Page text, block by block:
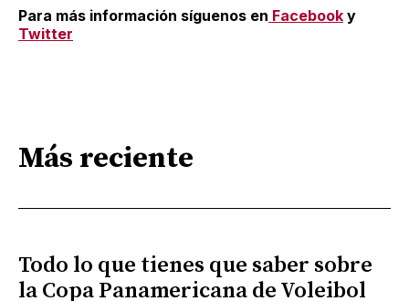
Para más información síguenos en Facebook y
Twitter
Más reciente
Todo lo que tienes que saber sobre
la Copa Panamericana de Voleibol